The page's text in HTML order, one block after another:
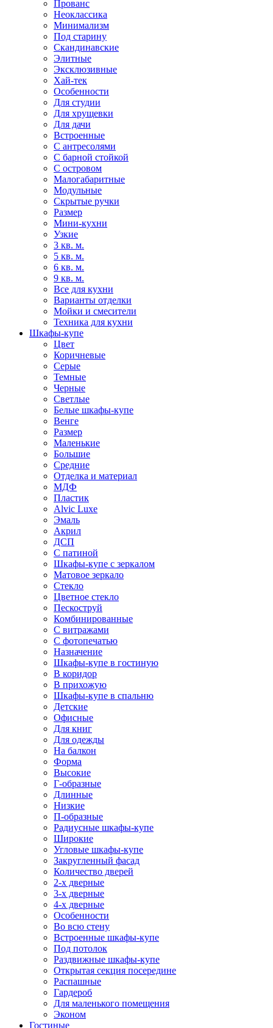
Прованс
Неоклассика
Минимализм
Под старину
Скандинавские
Элитные
Эксклюзивные
Хай-тек
Особенности
Для студии
Для хрущевки
Для дачи
Встроенные
С антресолями
С барной стойкой
С островом
Малогабаритные
Модульные
Скрытые ручки
Размер
Мини-кухни
Узкие
3 кв. м.
5 кв. м.
6 кв. м.
9 кв. м.
Все для кухни
Варианты отделки
Мойки и смесители
Техника для кухни
Шкафы-купе
Цвет
Коричневые
Серые
Темные
Черные
Светлые
Белые шкафы-купе
Венге
Размер
Маленькие
Большие
Средние
Отделка и материал
МДФ
Пластик
Alvic Luxe
Эмаль
Акрил
ДСП
С патиной
Шкафы-купе с зеркалом
Матовое зеркало
Стекло
Цветное стекло
Пескоструй
Комбинированные
С витражами
С фотопечатью
Назначение
Шкафы-купе в гостиную
В коридор
В прихожую
Шкафы-купе в спальню
Детские
Офисные
Для книг
Для одежды
На балкон
Форма
Высокие
Г-образные
Длинные
Низкие
П-образные
Радиусные шкафы-купе
Широкие
Угловые шкафы-купе
Закругленный фасад
Количество дверей
2-х дверные
3-х дверные
4-х дверные
Особенности
Во всю стену
Встроенные шкафы-купе
Под потолок
Раздвижные шкафы-купе
Открытая секция посередине
Распашные
Гардероб
Для маленького помещения
Эконом
Гостиные